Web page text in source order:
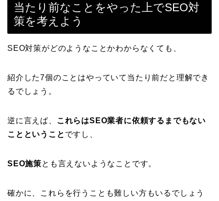
当たり前なことをやった上でSEO対
策を考えよう
SEO対策がどのようなことかわからなくても、
紹介した7個のことはやっていて当たり前だと理解でき
るでしょう。
逆に言えば、
これらはSEO業者に依頼するまでもない
ことということ ですし、
SEO施策とも言えないようなことです。
確かに、これらを行うことも難しい方もいるでしょう